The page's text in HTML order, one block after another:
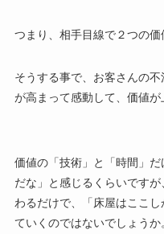
つまり、相手目線で２つの価
そうする事で、お客さんの
が高まって感動して、価値が
価値の「技術」と「時間」
だな」と感じるくらいです
わるだけで、「床屋はここ
ていくのではないでしょうか